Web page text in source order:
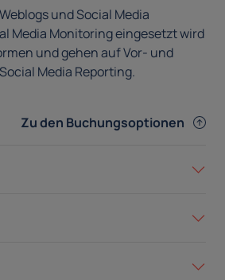
und Social Media
Media Monitoring eingesetzt wird
und gehen auf Vor- und
Media Reporting.
Zu den Buchungsoptionen